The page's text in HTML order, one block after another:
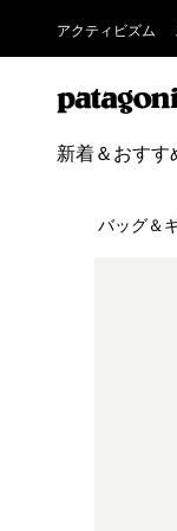
アクティビズム
新着＆おすす
バッグ＆